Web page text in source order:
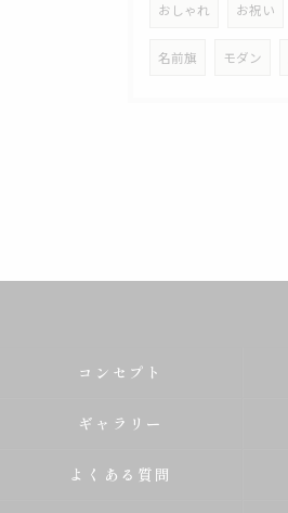
おしゃれ お祝い
名前旗 モダン
コンセプト
ギャラリー
よくある質問